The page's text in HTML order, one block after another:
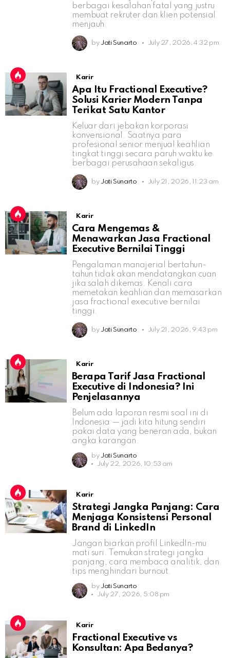
berbagai kesalahan fatal yang justru
membuat rekruter dan klien potensial
menjauh.
by Jati Sunarto July 27, 2026, 4:32 pm
Karir
Apa Itu Fractional Executive?
Solusi Karier Modern Tanpa
Terikat Satu Kantor
Keluar dari jebakan korporasi
konvensional. Saatnya para
profesional senior menjual keahlian
tingkat tinggi secara paruh waktu ke
berbagai perusahaan sekaligus.
by Jati Sunarto July 21, 2026, 11:23 am
Karir
Cara Mengemas &
Menawarkan Jasa Fractional
Executive Bernilai Tinggi
Pengalaman manajerial bertahun-
tahun tidak akan mendatangkan cuan
jika salah dikemas. Kenali cara
memetakan keahlian dan memasarkan
jasa fractional executive bernilai
tinggi.
by Jati Sunarto July 21, 2026, 9:43 pm
Karir
Berapa Tarif Jasa Fractional
Executive di Indonesia? Ini
Penjelasannya
Belum ada laporan resmi soal ini di
Indonesia — jadi kita hitung sendiri
pakai data yang beneran ada, bukan
angka karangan.
by Jati Sunarto
July 22, 2026, 10:53 am
Karir
Strategi Jangka Panjang: Cara
Menjaga Konsistensi Personal
Brand di LinkedIn
Jangan biarkan profil LinkedIn-mu
mati suri. Temukan strategi jangka
panjang, cara membaca analitik, dan
tips menghindari burnout.
by Jati Sunarto
July 27, 2026, 5:08 pm
Karir
Fractional Executive vs
Konsultan: Apa Bedanya?